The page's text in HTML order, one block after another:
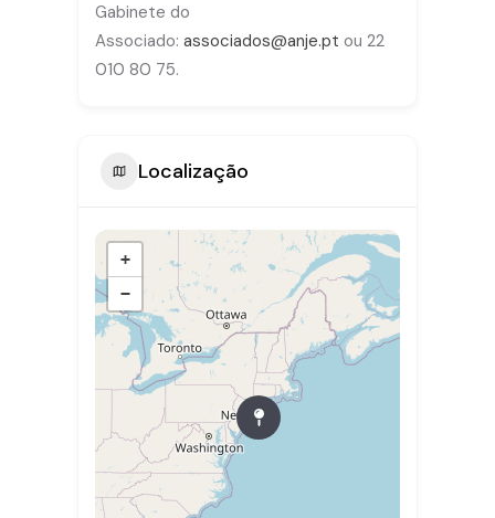
Gabinete do
Associado: associados@anje.pt ou 22
010 80 75.
Localização
+
−